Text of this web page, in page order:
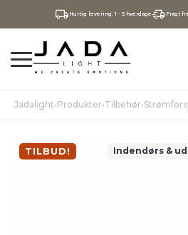
Hurtig levering: 1 - 5 hverdage Fragt
Jadalight•Produkter•Tilbehør•
Indendørs &
TILBUD!